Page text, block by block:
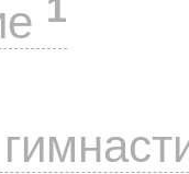
1